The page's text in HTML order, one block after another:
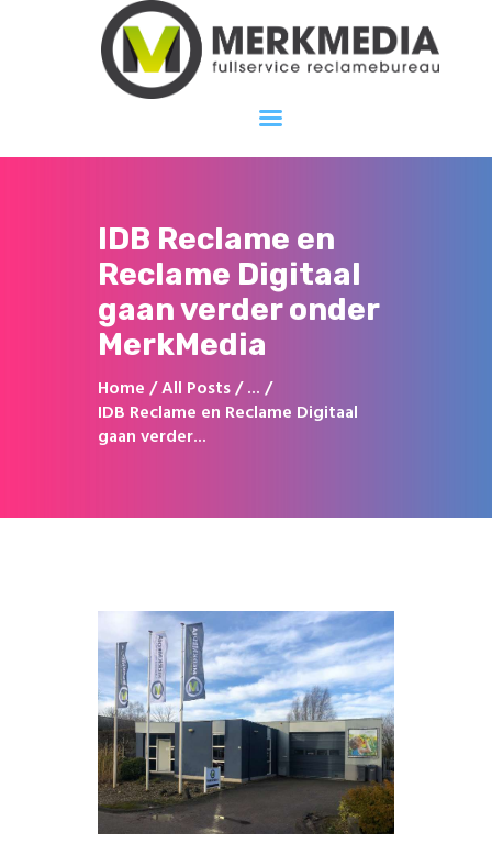
IDB Reclame en
Reclame Digitaal
gaan verder onder
MerkMedia
Home All Posts
...
IDB Reclame en Reclame Digitaal
gaan verder...
Merkmedia
Fullservice reclamebureau
Diensten
Portfolio
Projecten
Contact